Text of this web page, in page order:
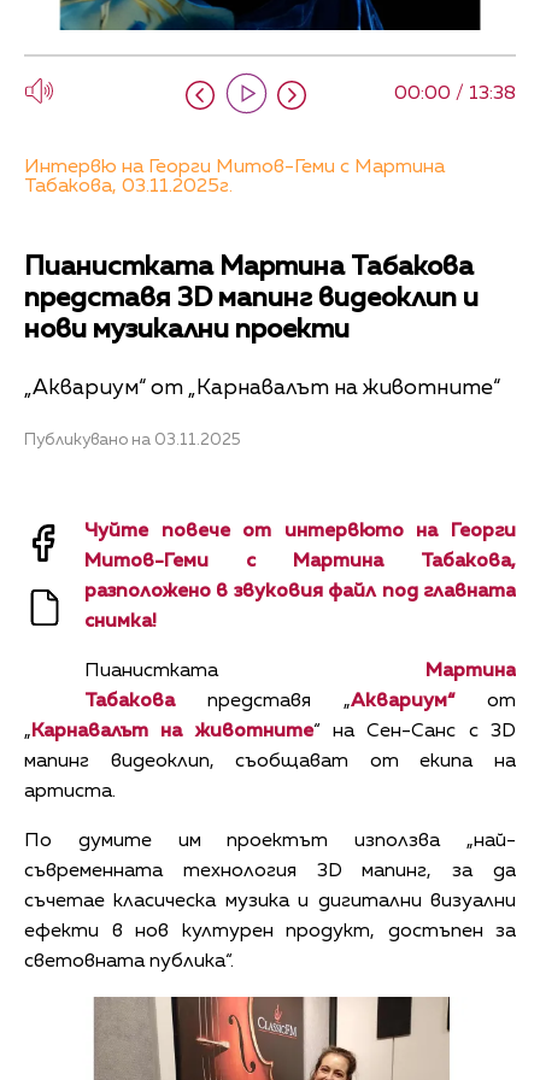
00:00 / 13:38
Интервю на Георги Митов-Геми с Мартина
Табакова, 03.11.2025г.
Пианистката Мартина Табакова
представя 3D мапинг видеоклип и
нови музикални проекти
„Аквариум“ от „Карнавалът на животните“
Публикувано на 03.11.2025
Чуйте повече от интервюто на Георги
Митов-Геми с Мартина Табакова,
разположено в звуковия файл под главната
снимка!
Пианистката
Мартина
Табаковапредставя „Аквариум“ от
„ Карнавалът на животните“ на Сен-Санс с 3D
мапинг видеоклип, съобщават от екипа на
артиста.
По думите им проектът използва „най-
съвременната технология 3D мапинг, за да
съчетае класическа музика и дигитални визуални
ефекти в нов културен продукт, достъпен за
световната публика“.